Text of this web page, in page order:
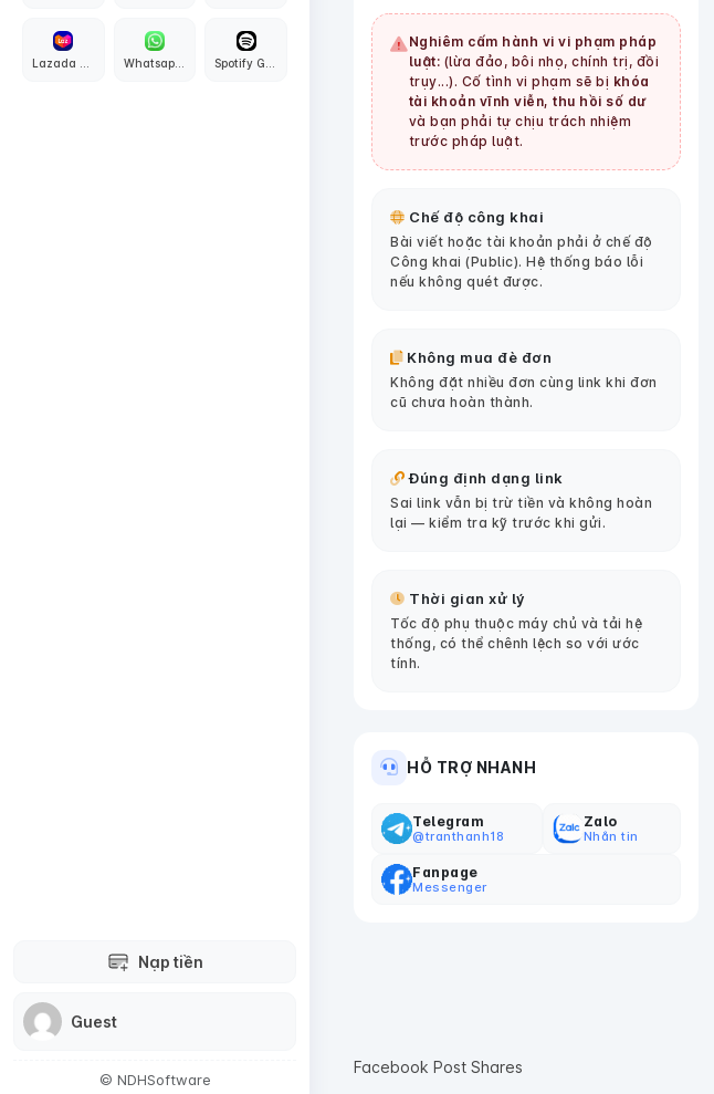
Whatsapp Global
Nạp tiền
Guest
© NDHSoftware
Nghiêm cấm hành vi vi phạm pháp
luật: (lừa đảo, bôi nhọ, chính trị, đồi
trụy...). Cố tình vi phạm sẽ bị khóa
tài khoản vĩnh viễn, thu hồi số dư
và bạn phải tự chịu trách nhiệm
trước pháp luật.
Chế độ công khai
Bài viết hoặc tài khoản phải ở chế độ
Công khai (Public). Hệ thống báo lỗi
nếu không quét được.
Không mua đè đơn
Không đặt nhiều đơn cùng link khi đơn
cũ chưa hoàn thành.
Đúng định dạng link
Sai link vẫn bị trừ tiền và không hoàn
lại — kiểm tra kỹ trước khi gửi.
Thời gian xử lý
Tốc độ phụ thuộc máy chủ và tải hệ
thống, có thể chênh lệch so với ước
tính.
HỖ TRỢ NHANH
Telegram
@tranthanh18
Zalo
Nhắn tin
Fanpage
Messenger
Facebook Post Shares